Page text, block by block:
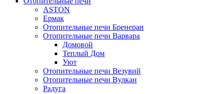
ASTON
Ермак
Отопительные печи Бренеран
Отопительные печи Варвара
Домовой
Теплый Дом
Уют
Отопительные печи Везувий
Отопительные печи Вулкан
Радуга